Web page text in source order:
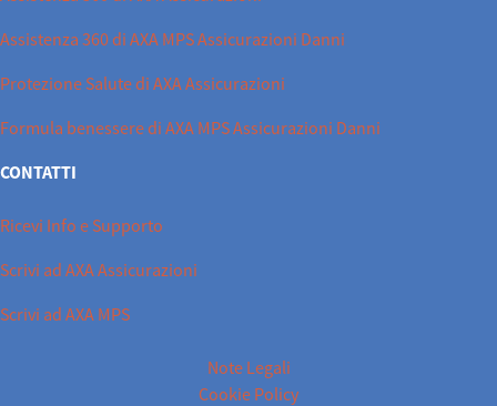
Assistenza 360 di AXA MPS Assicurazioni Danni
Protezione Salute di AXA Assicurazioni
Formula benessere di AXA MPS Assicurazioni Danni
CONTATTI
Ricevi Info e Supporto
Scrivi ad AXA Assicurazioni
Scrivi ad AXA MPS
Note Legali
Cookie Policy